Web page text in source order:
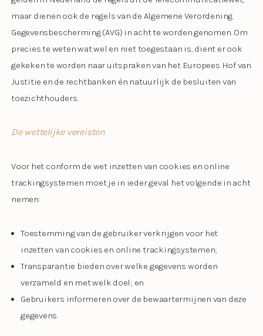
maar dienen ook de regels van de Algemene Verordening
Gegevensbescherming (AVG) in acht te worden genomen. Om
precies te weten wat wel en niet toegestaan is, dient er ook
gekeken te worden naar uitspraken van het Europees Hof van
Justitie en de rechtbanken én natuurlijk de besluiten van
toezichthouders.
De wettelijke vereisten
Voor het conform de wet inzetten van cookies en online
trackingsystemen moet je in ieder geval het volgende in acht
nemen:
Toestemming van de gebruiker verkrijgen voor het
inzetten van cookies en online trackingsystemen;
Transparantie bieden over welke gegevens worden
verzameld en met welk doel; en
Gebruikers informeren over de bewaartermijnen van deze
gegevens.